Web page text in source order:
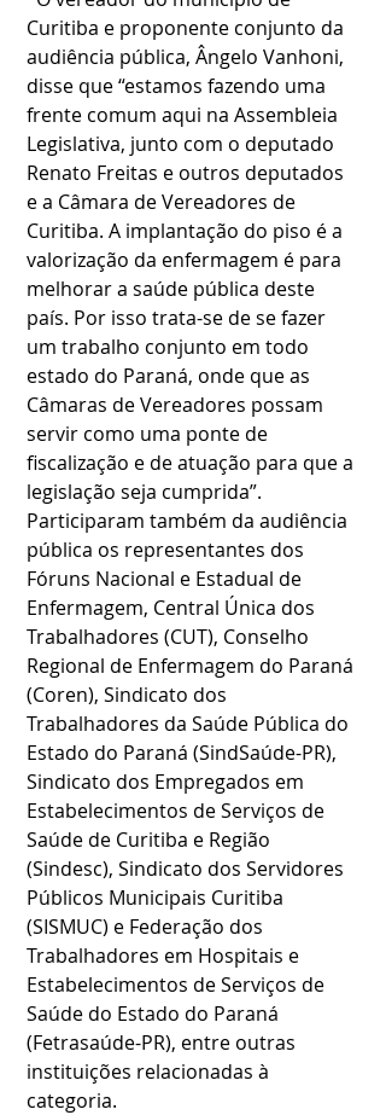
Curitiba e proponente conjunto da
audiência pública, Ângelo Vanhoni,
disse que “estamos fazendo uma
frente comum aqui na Assembleia
Legislativa, junto com o deputado
Renato Freitas e outros deputados
e a Câmara de Vereadores de
Curitiba. A implantação do piso é a
valorização da enfermagem é para
melhorar a saúde pública deste
país. Por isso trata-se de se fazer
um trabalho conjunto em todo
estado do Paraná, onde que as
Câmaras de Vereadores possam
servir como uma ponte de
fiscalização e de atuação para que a
legislação seja cumprida”.
Participaram também da audiência
pública os representantes dos
Fóruns Nacional e Estadual de
Enfermagem, Central Única dos
Trabalhadores (CUT), Conselho
Regional de Enfermagem do Paraná
(Coren), Sindicato dos
Trabalhadores da Saúde Pública do
Estado do Paraná (SindSaúde-PR),
Sindicato dos Empregados em
Estabelecimentos de Serviços de
Saúde de Curitiba e Região
(Sindesc), Sindicato dos Servidores
Públicos Municipais Curitiba
(SISMUC) e Federação dos
Trabalhadores em Hospitais e
Estabelecimentos de Serviços de
Saúde do Estado do Paraná
(Fetrasaúde-PR), entre outras
instituições relacionadas à
categoria.